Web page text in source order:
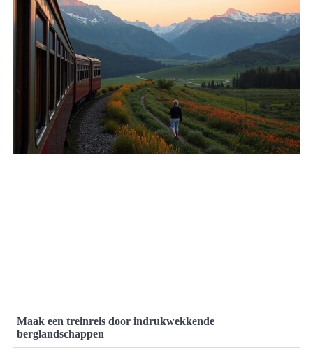
Maak een treinreis door indrukwekkende
berglandschappen